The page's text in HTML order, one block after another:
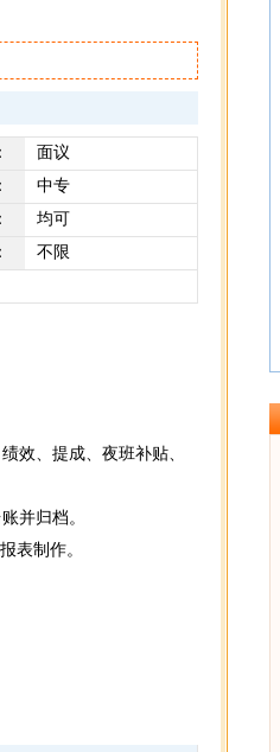
面议
中专
均可
不限
效、提成、夜班补贴、
并归档。
表制作。